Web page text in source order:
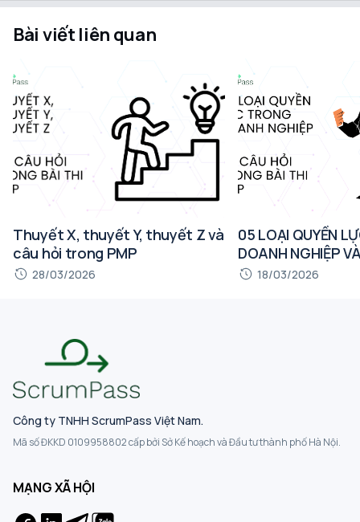
Bài viết liên quan
Thuyết X, thuyết Y, thuyết Z và
câu hỏi trong PMP
28/03/2026
05 LOẠI QUYỀN
DOANH NGHIỆP
TRONG BÀI THI
18/03/2026
Công ty TNHH ScrumPass Việt Nam.
Mã số ĐKKD 0109958802 cấp bởi Sở Kế hoạch và Đầu tư thành phố Hà Nội.
MẠNG XÃ HỘI